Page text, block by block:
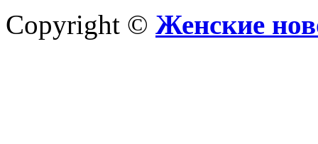
Copyright © Женские